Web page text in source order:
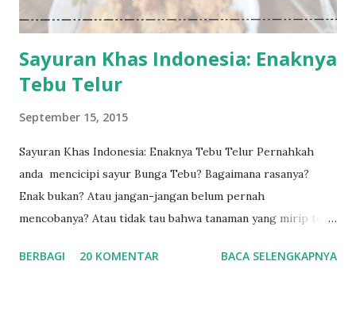
rumah) juga ikut. Total ada s...
Sayuran Khas Indonesia: Enaknya
Tebu Telur
September 15, 2015
Sayuran Khas Indonesia: Enaknya Tebu Telur Pernahkah
anda mencicipi sayur Bunga Tebu? Bagaimana rasanya?
Enak bukan? Atau jangan-jangan belum pernah
mencobanya? Atau tidak tau bahwa tanaman yang mirip tebu
biasa disebut Tebu Telur adalah termasuk jenis sayur-
BERBAGI 20 KOMENTAR BACA SELENGKAPNYA